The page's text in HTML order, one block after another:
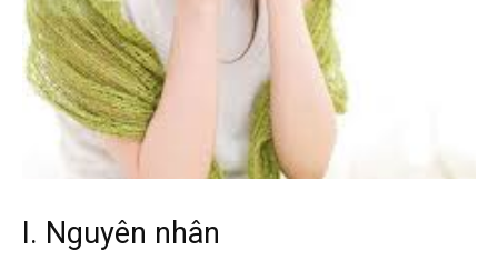
I. Nguyên nhân